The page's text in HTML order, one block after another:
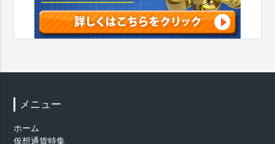
メニュー
ホーム
仮想通貨特集